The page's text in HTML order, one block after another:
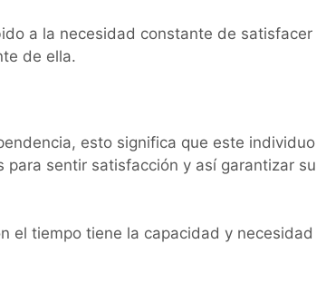
a la necesidad constante de satisfacer
de ella.
esto significa que este individuo
sentir satisfacción y así garantizar su
el tiempo tiene la capacidad y necesidad